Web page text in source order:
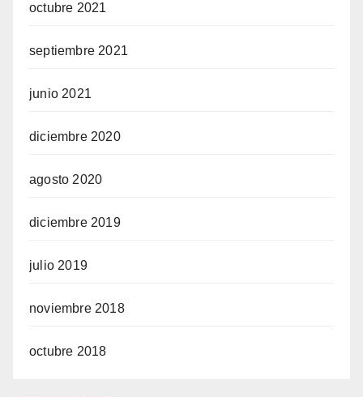
octubre 2021
septiembre 2021
junio 2021
diciembre 2020
agosto 2020
diciembre 2019
julio 2019
noviembre 2018
octubre 2018